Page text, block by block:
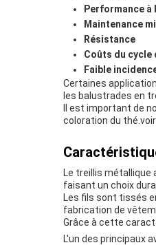
Performance à
Maintenance
Résistance
Coûts du cycle
Faible
Certaines
les balustrades en
Il est important de
coloration du
Le treillis métallique
faisant un choix
Les fils sont tissés
fabrication de
Grâce à cette
L'un des principaux